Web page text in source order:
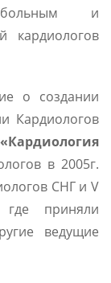
больным и
кардиологов
о создании
Кардиологов
«Кардиология
в 2005г.
СНГ и V
где приняли
ведущие